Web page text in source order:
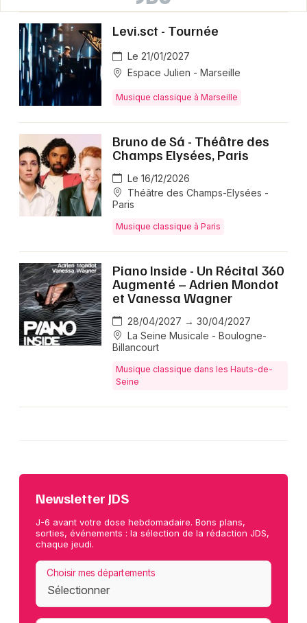
Levi.sct - Tournée
Le 21/01/2027
Espace Julien - Marseille
Musique classique à Marseille
Bruno de Sá - Théâtre des
Champs Elysées, Paris
Le 16/12/2026
Théâtre des Champs-Elysées -
Paris
Musique classique à Paris
Piano Inside - Un Récital 360
Augmenté – Adrien Mondot
et Vanessa Wagner
28/04/2027 → 30/04/2027
La Seine Musicale - Boulogne-
Billancourt
Musique classique dans les Hauts-de-
Seine
Newsletter JDS
J-6 avant votre dose hebdomadaire. Bons plans,
sorties, événements : la sélection de la rédaction JDS,
chaque jeudi.
Choisir mes départements